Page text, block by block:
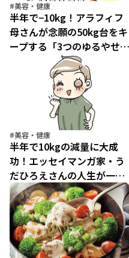
#美容・健康
半年で−10kg！アラフィフ
母さんが念願の50kg台をキ
ープする「3つのゆるやせ
#美容・健康
半年で10kgの減量に大成
功！エッセイマンガ家・う
だひろえさんの人生が一変
したダイエットとは？